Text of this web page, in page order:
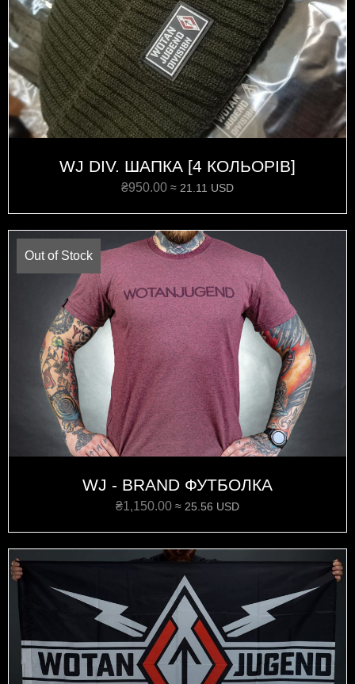
WJ DIV. ШАПКА [4 КОЛЬОРIВ]
₴950.00 ≈ 21.11 USD
Out of Stock
WJ - BRAND ФУТБОЛКА
₴1,150.00 ≈ 25.56 USD